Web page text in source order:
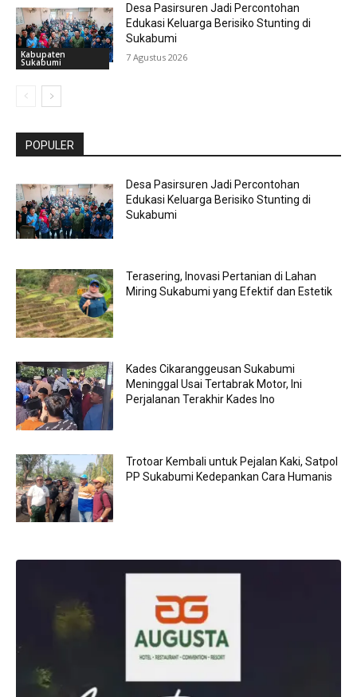
Kabupaten
Sukabumi
Desa Pasirsuren Jadi Percontohan
Edukasi Keluarga Berisiko Stunting di
Sukabumi
7 Agustus 2026
POPULER
Desa Pasirsuren Jadi Percontohan
Edukasi Keluarga Berisiko Stunting di
Sukabumi
Terasering, Inovasi Pertanian di Lahan
Miring Sukabumi yang Efektif dan Estetik
Kades Cikaranggeusan Sukabumi
Meninggal Usai Tertabrak Motor, Ini
Perjalanan Terakhir Kades Ino
Trotoar Kembali untuk Pejalan Kaki, Satpol
PP Sukabumi Kedepankan Cara Humanis